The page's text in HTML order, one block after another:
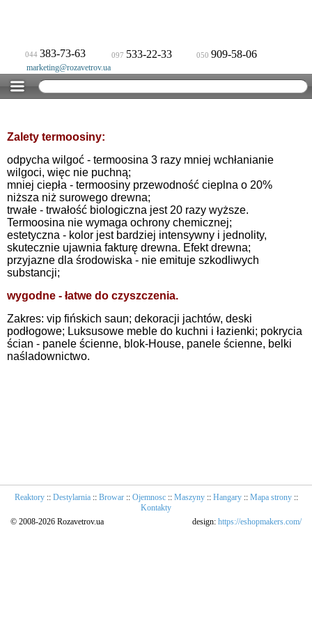
044 383-73-63 097 533-22-33 050 909-58-06
marketing@rozavetrov.ua
Zalety termoosiny:
odpycha wilgoć - termoosina 3 razy mniej wchłanianie
wilgoci, więc nie puchną;
mniej ciepła - termoosiny przewodność cieplna o 20%
niższa niż surowego drewna;
trwałe - trwałość biologiczna jest 20 razy wyższe.
Termoosina nie wymaga ochrony chemicznej;
estetyczna - kolor jest bardziej intensywny i jednolity,
skutecznie ujawnia fakturę drewna. Efekt drewna;
przyjazne dla środowiska - nie emituje szkodliwych
substancji;
wygodne - łatwe do czyszczenia.
Zakres: vip fińskich saun; dekoracji jachtów, deski
podłogowe; Luksusowe meble do kuchni i łazienki; pokrycia
ścian - panele ścienne, blok-House, panele ścienne, belki
naśladownictwo.
Reaktory:: Destylarnia:: Browar:: Ojemnosc:: Maszyny:: Hangary:: Mapa strony::
Kontakty
© 2008-2026 Rozavetrov.ua
design: https://eshopmakers.com/